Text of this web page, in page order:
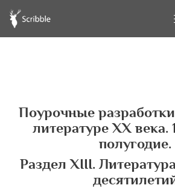
Поурочные
литературе ХХ века.
полугодие.
Раздел ХIII.